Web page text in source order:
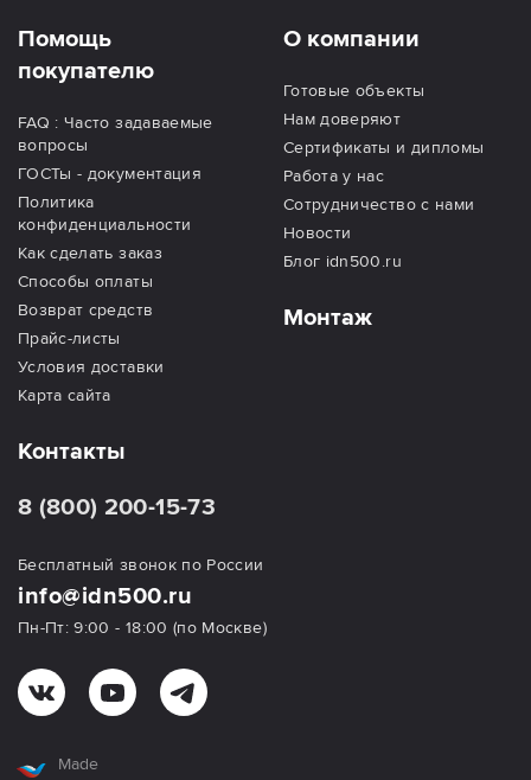
Помощь
покупателю
FAQ : Часто задаваемые
вопросы
ГОСТы - документация
Политика
конфиденциальности
Как сделать заказ
Способы оплаты
Возврат средств
Прайс-листы
Условия доставки
Карта сайта
О компании
Готовые объекты
Нам доверяют
Сертификаты и дипломы
Работа у нас
Сотрудничество с нами
Новости
Блог idn500.ru
Монтаж
Контакты
8 (800) 200-15-73
Бесплатный звонок по России
info@idn500.ru
Пн-Пт: 9:00 - 18:00 (по Москве)
Made